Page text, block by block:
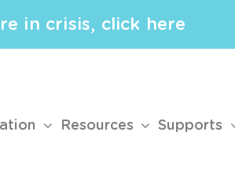
in crisis, click here
Resources Supports